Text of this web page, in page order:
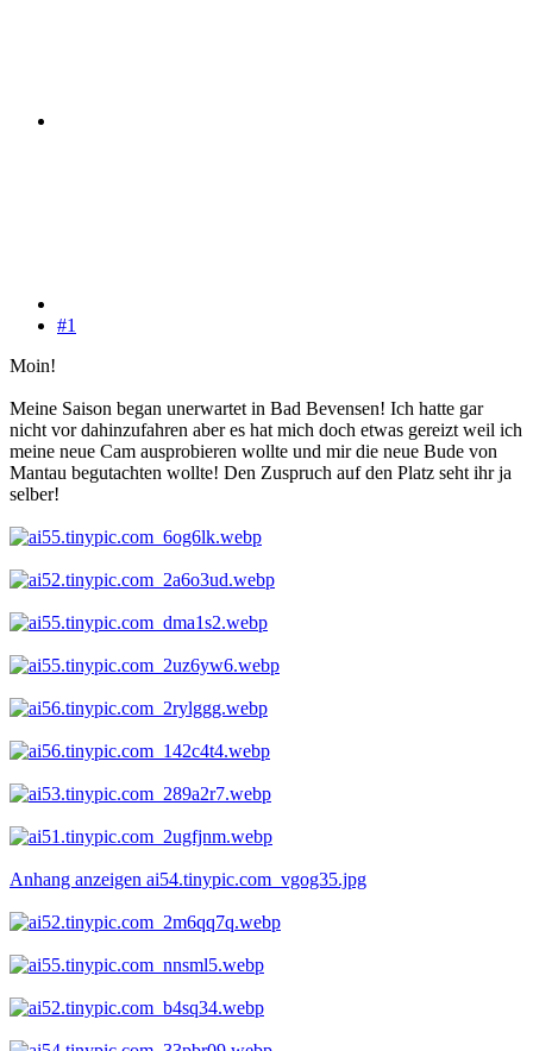
#1
Moin!
Meine Saison began unerwartet in Bad Bevensen! Ich hatte gar
nicht vor dahinzufahren aber es hat mich doch etwas gereizt weil ich
meine neue Cam ausprobieren wollte und mir die neue Bude von
Mantau begutachten wollte! Den Zuspruch auf den Platz seht ihr ja
selber!
Anhang anzeigen ai54.tinypic.com_vgog35.jpg